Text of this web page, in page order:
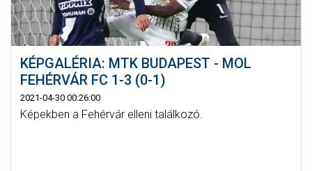
KÉPGALÉRIA: MTK BUDAPEST - MOL
FEHÉRVÁR FC 1-3 (0-1)
2021-04-30 00:26:00
Képekben a Fehérvár elleni találkozó.